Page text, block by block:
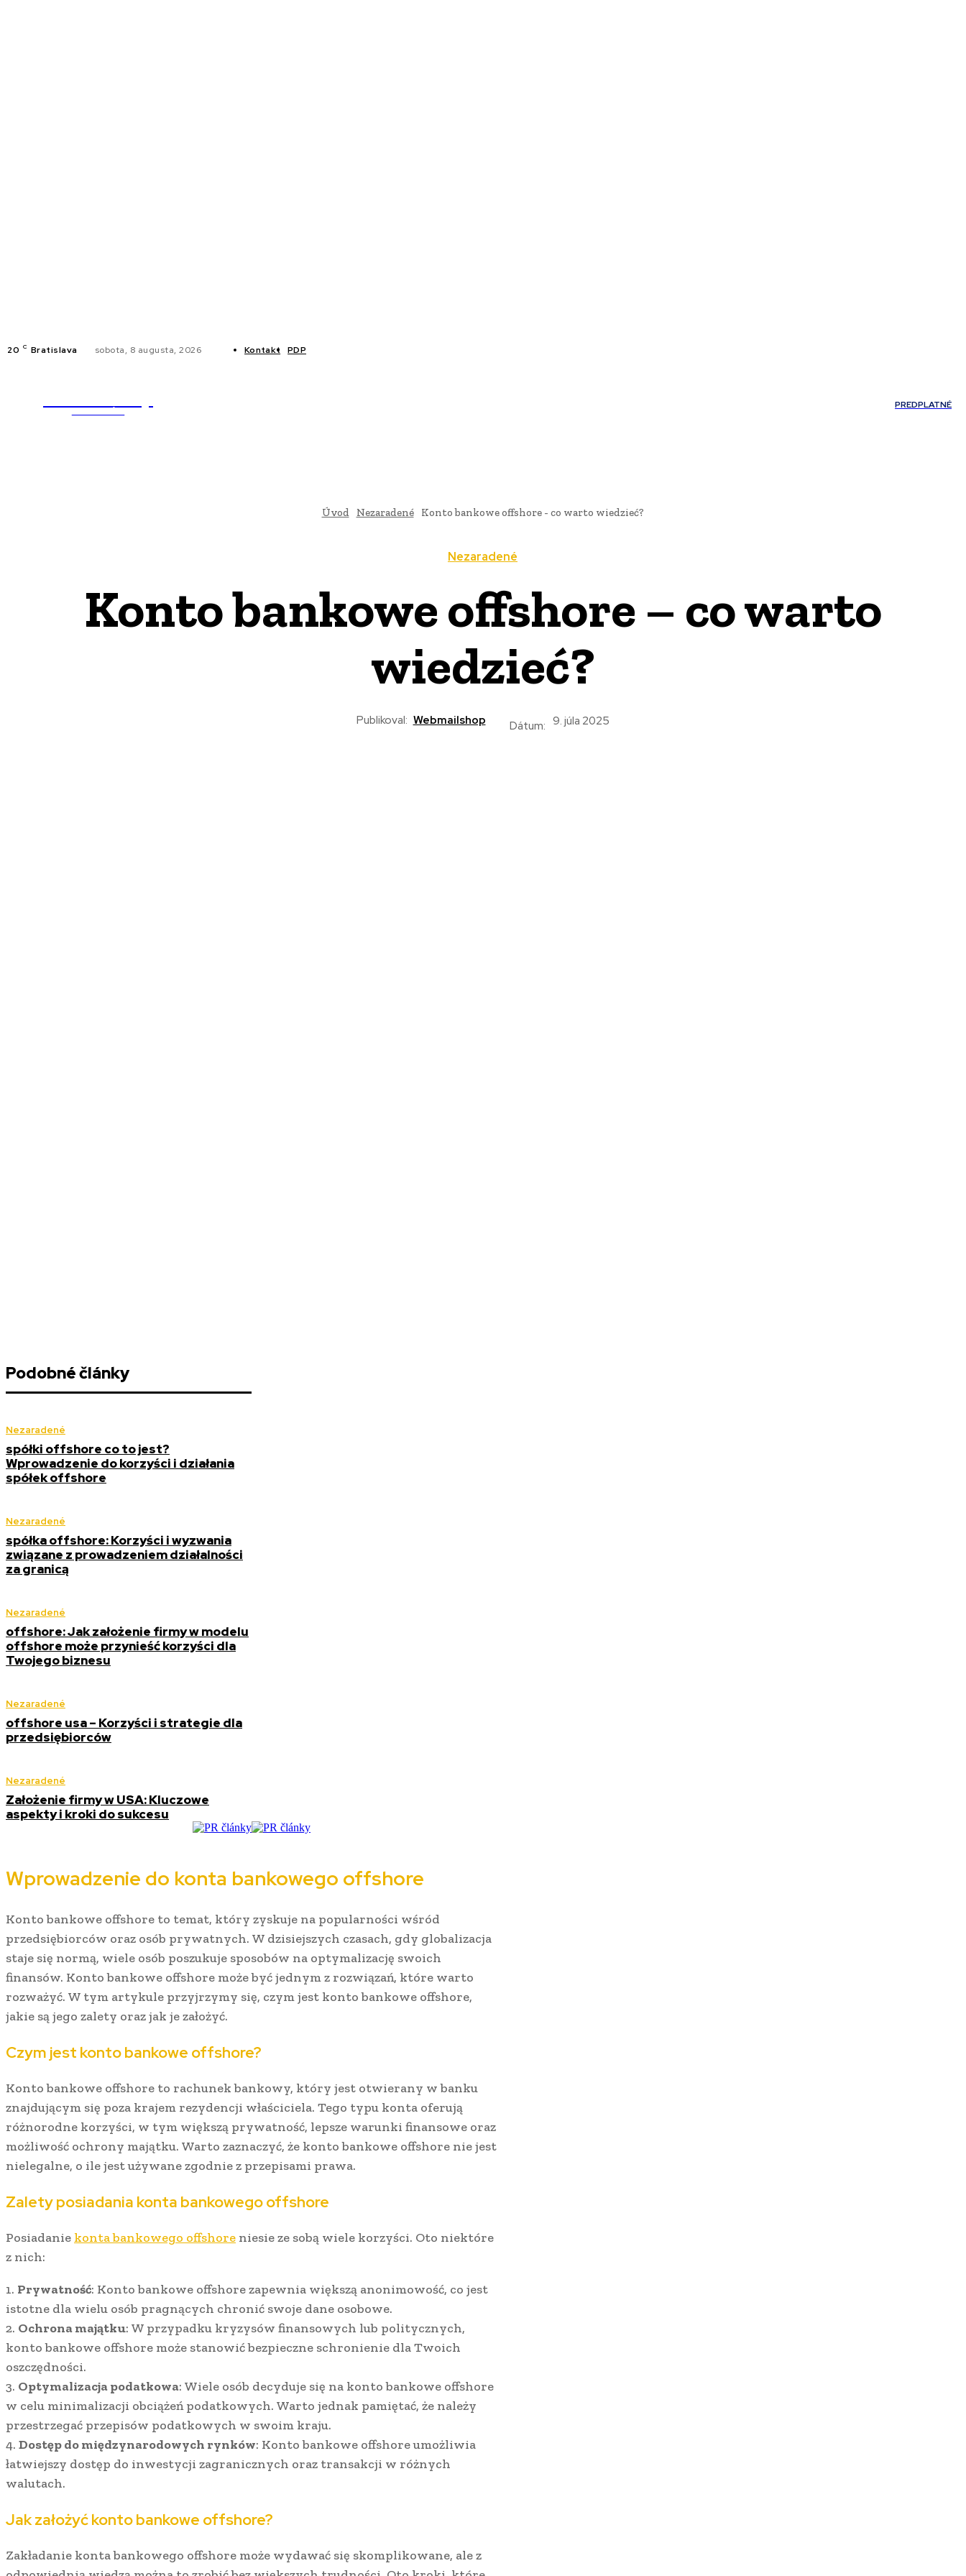
20 C Bratislava sobota, 8 augusta, 2026 Kontakt PDP
PREDPLATNÉ
Úvod Nezaradené Konto bankowe offshore - co warto wiedzieć?
Nezaradené
Konto bankowe offshore – co warto
wiedzieć?
Publikoval: Webmailshop Dátum: 9. júla 2025
Podobné články
Nezaradené
spółki offshore co to jest?
Wprowadzenie do korzyści i działania
spółek offshore
Nezaradené
spółka offshore: Korzyści i wyzwania
związane z prowadzeniem działalności
za granicą
Nezaradené
offshore: Jak założenie firmy w modelu
offshore może przynieść korzyści dla
Twojego biznesu
Nezaradené
offshore usa – Korzyści i strategie dla
przedsiębiorców
Nezaradené
Założenie firmy w USA: Kluczowe
aspekty i kroki do sukcesu
Wprowadzenie do konta bankowego offshore
Konto bankowe offshore to temat, który zyskuje na popularności wśród
przedsiębiorców oraz osób prywatnych. W dzisiejszych czasach, gdy globalizacja
staje się normą, wiele osób poszukuje sposobów na optymalizację swoich
finansów. Konto bankowe offshore może być jednym z rozwiązań, które warto
rozważyć. W tym artykule przyjrzymy się, czym jest konto bankowe offshore,
jakie są jego zalety oraz jak je założyć.
Czym jest konto bankowe offshore?
Konto bankowe offshore to rachunek bankowy, który jest otwierany w banku
znajdującym się poza krajem rezydencji właściciela. Tego typu konta oferują
różnorodne korzyści, w tym większą prywatność, lepsze warunki finansowe oraz
możliwość ochrony majątku. Warto zaznaczyć, że konto bankowe offshore nie jest
nielegalne, o ile jest używane zgodnie z przepisami prawa.
Zalety posiadania konta bankowego offshore
Posiadanie konta bankowego offshore niesie ze sobą wiele korzyści. Oto niektóre
z nich:
1. Prywatność: Konto bankowe offshore zapewnia większą anonimowość, co jest
istotne dla wielu osób pragnących chronić swoje dane osobowe.
2. Ochrona majątku: W przypadku kryzysów finansowych lub politycznych,
konto bankowe offshore może stanowić bezpieczne schronienie dla Twoich
oszczędności.
3. Optymalizacja podatkowa: Wiele osób decyduje się na konto bankowe offshore
w celu minimalizacji obciążeń podatkowych. Warto jednak pamiętać, że należy
przestrzegać przepisów podatkowych w swoim kraju.
4. Dostęp do międzynarodowych rynków: Konto bankowe offshore umożliwia
łatwiejszy dostęp do inwestycji zagranicznych oraz transakcji w różnych
walutach.
Jak założyć konto bankowe offshore?
Zakładanie konta bankowego offshore może wydawać się skomplikowane, ale z